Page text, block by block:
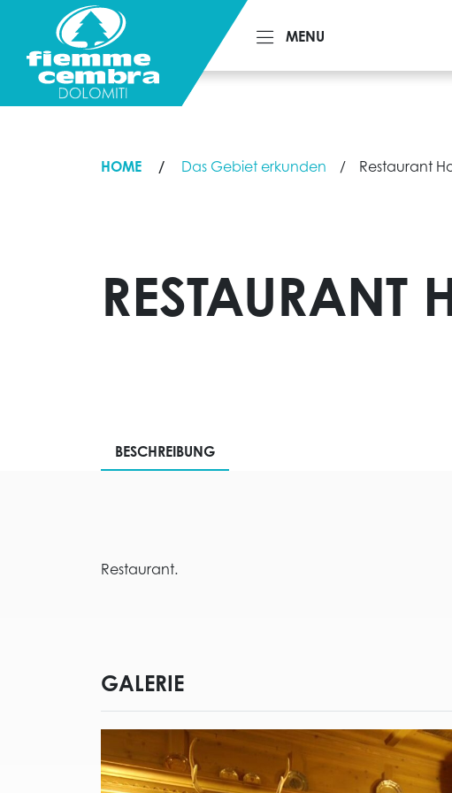
MENU
MENU
HOME Das Gebiet erkunden Restaurant
RESTAURANT
BESCHREIBUNG
Restaurant.
GALERIE